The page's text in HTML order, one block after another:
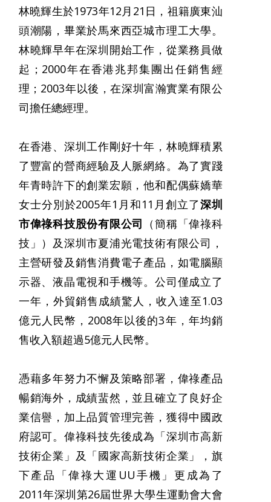
林曉輝生於1973年12月21日，祖籍廣東汕
頭潮陽，畢業於馬來西亞城市理工大學。
林曉輝早年在深圳開始工作，從業務員做
起；2000年在香港兆邦集團出任銷售經
理；2003年以後，在深圳富瀚實業有限公
司擔任總經理。
在香港、深圳工作剛好十年，林曉輝積累
了豐富的營商經驗及人脈網絡。為了實踐
年青時許下的創業宏願，他和配偶蘇嬌華
女士分別於2005年1月和11月創立了深圳
市偉祿科技股份有限公司 （簡稱「偉祿科
技」）及深圳市夏浦光電技術有限公司，
主營研發及銷售消費電子產品，如電腦顯
示器、液晶電視和手機等。公司僅成立了
一年，外貿銷售成績驚人，收入達至1.03
億元人民幣，2008年以後的3年，年均銷
售收入額超過5億元人民幣。
憑藉多年努力不懈及策略部署，偉祿產品
暢銷海外，成績蜚然，並且確立了良好企
業信譽，加上品質管理完善，獲得中國政
府認可。偉祿科技先後成為「深圳市高新
技術企業」及「國家高新技術企業」，旗
下產品「偉祿大運UU手機 」更成為了
2011年深圳第26屆世界大學生運動會大會